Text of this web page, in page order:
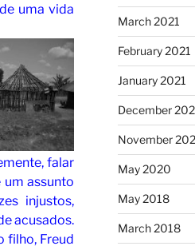
uma vida
falar
assunto
injustos,
acusados.
filho, Freud
March 2021
February 2021
January 2021
December
November
May 2020
May 2018
March 2018